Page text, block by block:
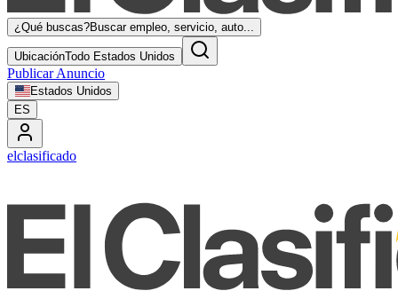
¿Qué buscas?Buscar empleo, servicio, auto...
UbicaciónTodo Estados Unidos
Publicar Anuncio
Estados Unidos
ES
elclasificado